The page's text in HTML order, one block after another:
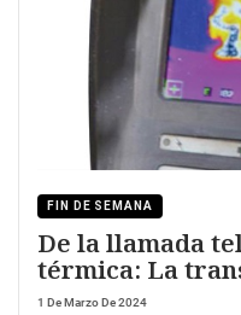
FIN DE SEMANA
De la llamada
térmica: La
1 De Marzo De 2024